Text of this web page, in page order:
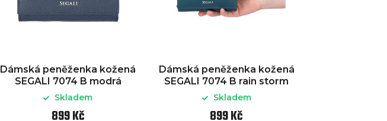
Dámská peněženka kožená
SEGALI 7074 B modrá
Skladem
899 Kč
Dámská peněženka kožená
SEGALI 7074 B rain storm
Skladem
899 Kč